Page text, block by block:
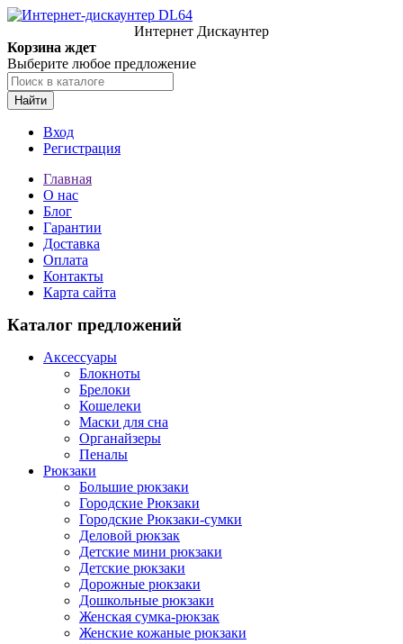
Интернет Дискаунтер
Корзина ждет
Выберите любое предложение
Найти
Вход
Регистрация
Главная
О нас
Блог
Гарантии
Доставка
Оплата
Контакты
Карта сайта
Каталог предложений
Аксессуары
Блокноты
Брелоки
Кошелеки
Маски для сна
Органайзеры
Пеналы
Рюкзаки
Большие рюкзаки
Городские Рюкзаки
Городские Рюкзаки-сумки
Деловой рюкзак
Детские мини рюкзаки
Детские рюкзаки
Дорожные рюкзаки
Дошкольные рюкзаки
Женская сумка-рюкзак
Женские кожаные рюкзаки